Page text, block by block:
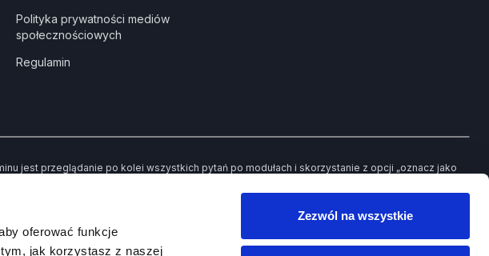
oferować funkcje
jak korzystasz z naszej
Zezwól na wszystkie
Polityka prywatności mediów
społecznościowych
Regulamin
jest przeglądanie po kolei wszystkich pytań po modułach i skorzystanie z opcji „oznacz jako